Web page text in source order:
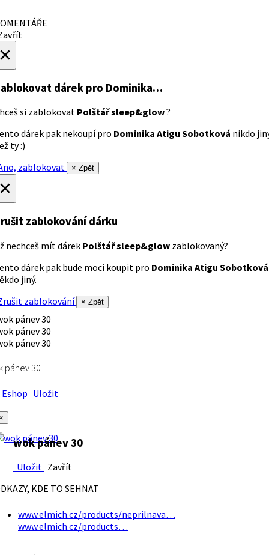
dárek pro Dominika…
si zablokovat Polštář sleep&glow?
dárek pak nekoupí pro Dominika Atigu Sobotková nikdo
ty :)
zablokovat
× Zpět
zablokování dárku
nechceš mít dárek Polštář sleep&glow zablokovaný?
dárek pak bude moci koupit pro Dominika Atigu Sobotková
jiný.
zablokování
× Zpět
pánev 30
Uložit
wok pánev 30
Uložit Zavřít
KDE TO SEHNAT
www.elmich.cz/products/neprilnava…
www.elmich.cz/products…